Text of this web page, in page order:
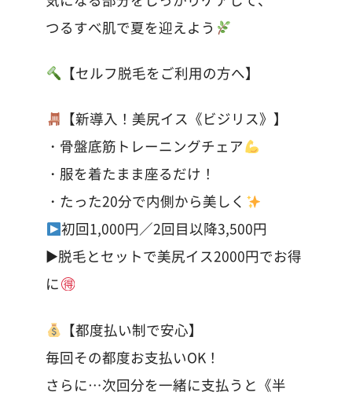
つるすべ肌で夏を迎えよう
【セルフ脱毛をご利用の方へ】
【新導入！美尻イス《ビジリス》】
・骨盤底筋トレーニングチェア
・服を着たまま座るだけ！
・たった20分で内側から美しく
初回1,000円／2回目以降3,500円
▶︎脱毛とセットで美尻イス2000円でお得
に
【都度払い制で安心】
毎回その都度お支払いOK！
さらに…次回分を一緒に支払うと《半